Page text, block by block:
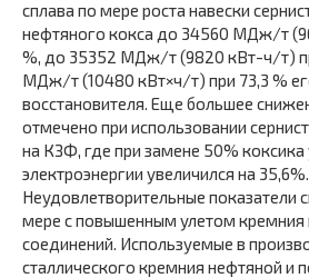
сплава по мере роста на­вески
нефтяного кокса до 34560 МДж/т
%, до 35352 МДж/т (9820 кВт-ч/т)
МДж/т (10480 кВт×ч/т) при 73,3 %
восстановителя. Еще большее
отмечено при ис­пользовании
на КЗФ, где при замене 50%
электроэнергии уве­личился на 35,6%.
Неудовлетворительные показатели
мере с повышенным улетом кремния
соединений. Используемые в
сталлического кремния нефтяной и